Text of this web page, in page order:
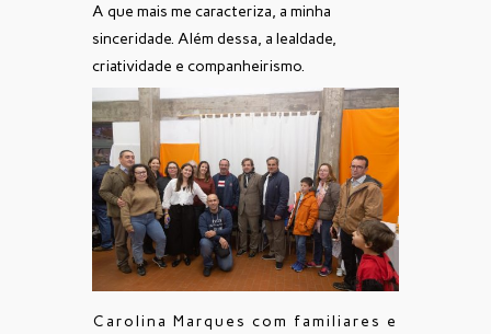
A que mais me caracteriza, a minha
sinceridade. Além dessa, a lealdade,
criatividade e companheirismo.
Carolina Marques com familiares e